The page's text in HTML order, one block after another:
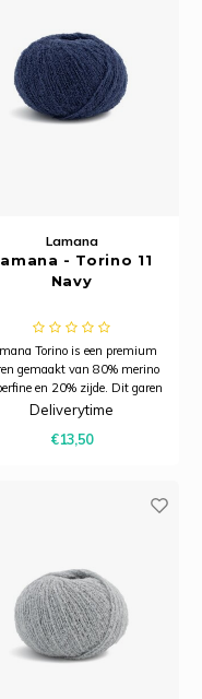
Lamana
- Torino 11
Navy
Torino is een premium
gemaakt van 80% merino
en 20% zijde. Dit garen
combineert de zachtheid en
subtiele glans van zijde.
Deliverytime
€13,50